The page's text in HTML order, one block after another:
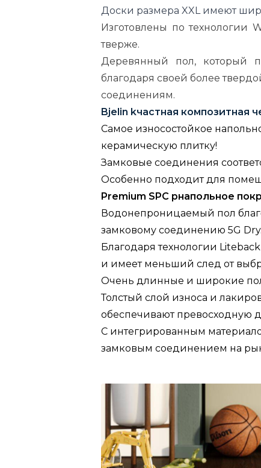
Доски размера XXL имеют
Изготовлены по технологии
тверже.
Деревянный пол, который
благодаря своей более
соединениям.
Bjelin kчастная композитная
Самое износостойкое
керамическую плитку!
Замковые соединения
Особенно подходит для
Premium SPC pнапольное
Водонепроницаемый пол
замковому соединению 5G Dry.
Благодаря технологии
и имеет меньший след от
Очень длинные и широкие
Толстый слой износа и
обеспечивают превосходную
С интегрированным
замковым соединением на